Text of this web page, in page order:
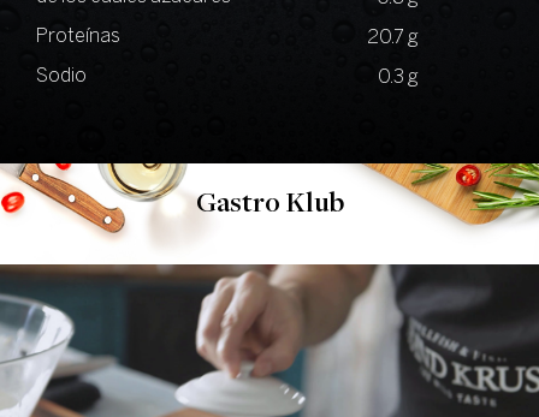
Proteínas 20.7 g
Sodio 0.3 g
Gastro Klub